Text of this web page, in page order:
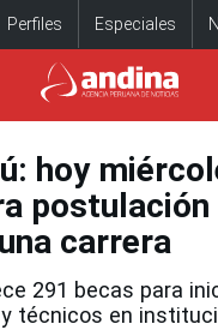
Perfiles Especiales
hoy
postulación
carrera
291 becas para
técnicos en